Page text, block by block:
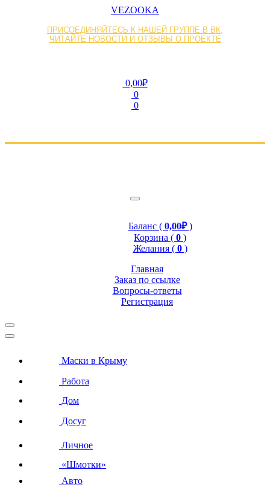
VEZOOKA
ПРИСОЕДИНЯЙТЕСЬ К НАШЕЙ ГРУППЕ В ВК,
ЧИТАЙТЕ НОВОСТИ И ОТЗЫВЫ О ПРОЕКТЕ
0,00₽
0
0
Баланс ( 0,00₽)
Корзина ( 0 )
Желания ( 0 )
Главная
Заказ по ссылке
Вопросы-ответы
Регистрация
Маски в Крыму
Работа
Дом
Досуг
Личное
«Шмотки»
Авто